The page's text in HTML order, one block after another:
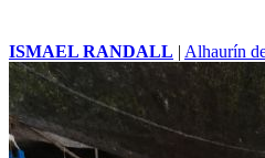
ISMAEL RANDALL | Alhaurín